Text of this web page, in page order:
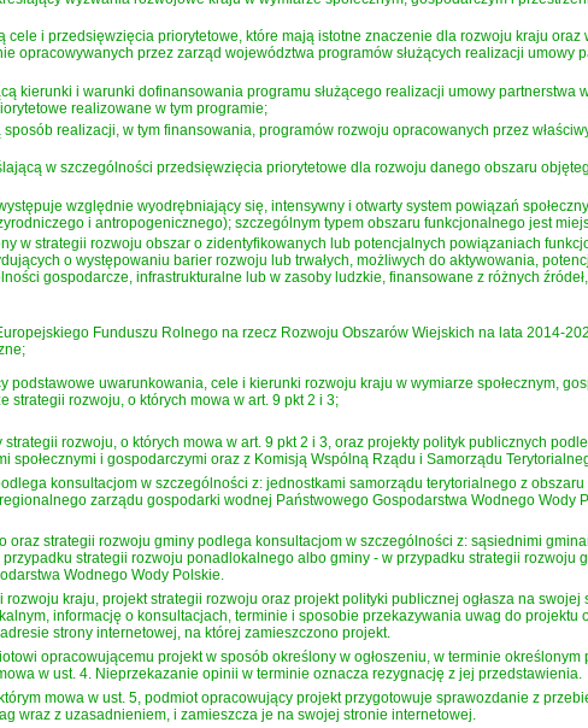
cele i przedsięwzięcia priorytetowe, które mają istotne znaczenie dla rozwoju kraju
opracowywanych przez zarząd województwa programów służących realizacji umowy
kierunki i warunki dofinansowania programu służącego realizacji umowy partnerstwa
realizowane w tym programie;
realizacji, w tym finansowania, programów rozwoju opracowanych przez
w szczególności przedsięwzięcia priorytetowe dla rozwoju danego obszaru
względnie wyodrębniający się, intensywny i otwarty system powiązań
i antropogenicznego); szczególnym typem obszaru funkcjonalnego jest
w strategii rozwoju obszar o zidentyfikowanych lub potencjalnych powiązaniach
o występowaniu barier rozwoju lub trwałych, możliwych do aktywowania,
gospodarcze, infrastrukturalne lub w zasoby ludzkie, finansowane z różnych
Funduszu Rolnego na rzecz Rozwoju Obszarów Wiejskich na lata 2014-
podstawowe uwarunkowania, cele i kierunki rozwoju kraju w wymiarze społecznym,
strategii rozwoju, o których mowa w art. 9 pkt 2 i 3;
rozwoju, o których mowa w art. 9 pkt 2 i 3, oraz projekty polityk publicznych
społecznymi i gospodarczymi oraz z Komisją Wspólną Rządu i Samorządu
konsultacjom w szczególności z: jednostkami samorządu terytorialnego z
zarządu gospodarki wodnej Państwowego Gospodarstwa Wodnego Wody
oraz strategii rozwoju gminy podlega konsultacjom w szczególności z: sąsiednimi
strategii rozwoju ponadlokalnego albo gminy - w przypadku strategii rozwoju
Wodnego Wody Polskie.
kraju, projekt strategii rozwoju oraz projekt polityki publicznej ogłasza na
informację o konsultacjach, terminie i sposobie przekazywania uwag do projektu
strony internetowej, na której zamieszczono projekt.
opracowującemu projekt w sposób określony w ogłoszeniu, w terminie
w ust. 4. Nieprzekazanie opinii w terminie oznacza rezygnację z jej przedstawienia.
mowa w ust. 5, podmiot opracowujący projekt przygotowuje sprawozdanie z
wraz z uzasadnieniem, i zamieszcza je na swojej stronie internetowej.